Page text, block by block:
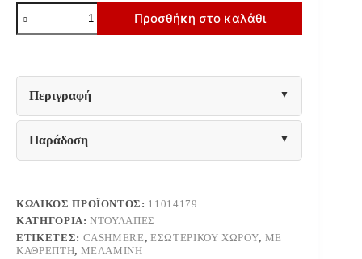
ΝΤΟΥΛΑΠΑ
LUCCA
5K1O
ΛΕΥΚΟ
ΧΡΩΜΑ
224x57x227εκ
ποσότητα
Προσθήκη στο καλάθι
Περιγραφή
Παράδοση
ΚΩΔΙΚΌΣ ΠΡΟΪΌΝΤΟΣ: 11014179
ΚΑΤΗΓΟΡΊΑ:ΝΤΟΥΛΆΠΕΣ
ΕΤΙΚΈΤΕΣ: CASHMERE,ΕΣΩΤΕΡΙΚΟΎ ΧΏΡΟΥ, ΜΕ
ΚΑΘΡΈΠΤΗ, ΜΕΛΑΜΊΝΗ